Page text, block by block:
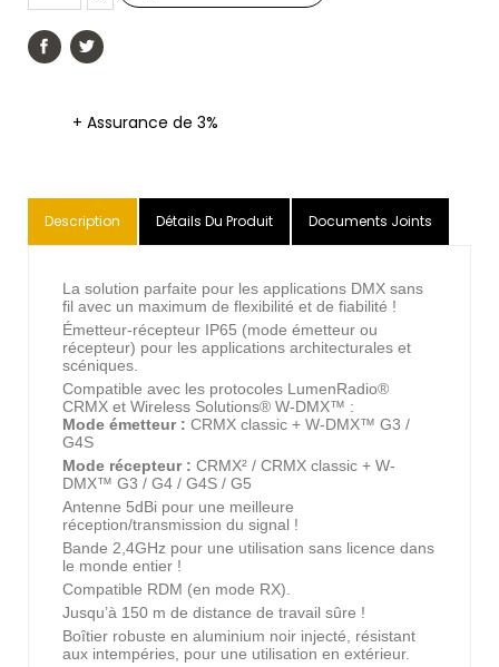
+ Assurance de 3%
Description Détails Du Produit Documents Joints
La solution parfaite pour les applications DMX sans
fil avec un maximum de flexibilité et de fiabilité !
Émetteur-récepteur IP65 (mode émetteur ou
récepteur) pour les applications architecturales et
scéniques.
Compatible avec les protocoles LumenRadio®
CRMX et Wireless Solutions® W-DMX™ :
Mode émetteur : CRMX classic + W-DMX™ G3 /
G4S
Mode récepteur : CRMX² / CRMX classic + W-
DMX™ G3 / G4 / G4S / G5
Antenne 5dBi pour une meilleure
réception/transmission du signal !
Bande 2,4GHz pour une utilisation sans licence dans
le monde entier !
Compatible RDM (en mode RX).
Jusqu’à 150 m de distance de travail sûre !
Boîtier robuste en aluminium noir injecté, résistant
aux intempéries, pour une utilisation en extérieur.